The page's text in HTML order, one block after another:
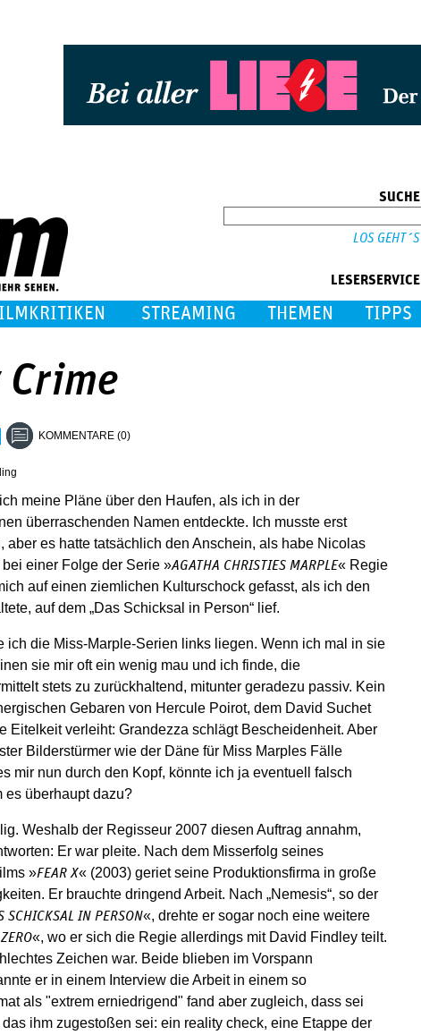
SUCHE
LESERSERVICE
STREAMING THEMEN TIPPS
Crime
KOMMENTARE (0)
meine Pläne über den Haufen, als ich in der
überraschenden Namen entdeckte. Ich musste erst
aber es hatte tatsächlich den Anschein, als habe Nicolas
einer Folge der Serie »AGATHA CHRISTIES MARPLE« Regie
auf einen ziemlichen Kulturschock gefasst, als ich den
auf dem „Das Schicksal in Person“ lief.
ich die Miss-Marple-Serien links liegen. Wenn ich mal in sie
sie mir oft ein wenig mau und ich finde, die
stets zu zurückhaltend, mitunter geradezu passiv. Kein
Gebaren von Hercule Poirot, dem David Suchet
Eitelkeit verleiht: Grandezza schlägt Bescheidenheit. Aber
Bilderstürmer wie der Däne für Miss Marples Fälle
mir nun durch den Kopf, könnte ich ja eventuell falsch
es überhaupt dazu?
Weshalb der Regisseur 2007 diesen Auftrag annahm,
Er war pleite. Nach dem Misserfolg seines
»FEAR X« (2003) geriet seine Produktionsfirma in große
Er brauchte dringend Arbeit. Nach „Nemesis“, so der
SCHICKSAL IN PERSON«, drehte er sogar noch eine weitere
«, wo er sich die Regie allerdings mit David Findley teilt.
Zeichen war. Beide blieben im Vorspann
er in einem Interview die Arbeit in einem so
als "extrem erniedrigend" fand aber zugleich, dass sei
ihm zugestoßen sei: ein reality check, eine Etappe der